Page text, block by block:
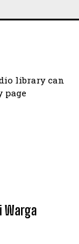
library can
page
Warga